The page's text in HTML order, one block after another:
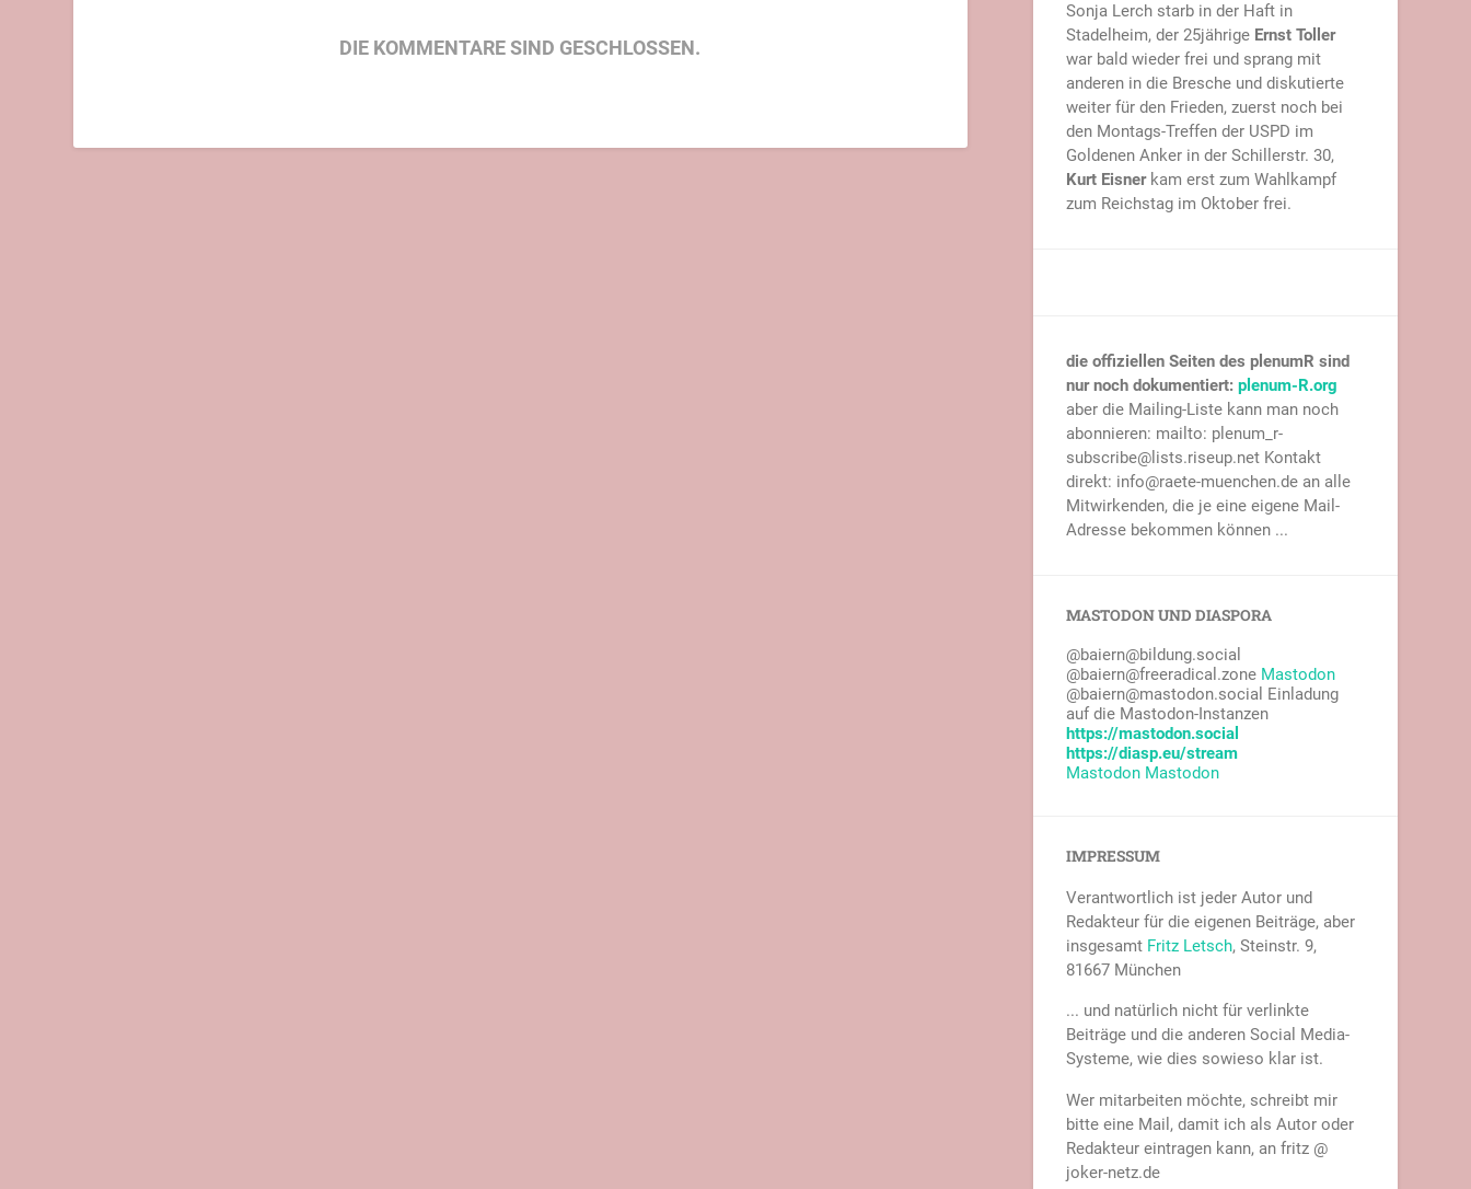
DIE KOMMENTARE SIND GESCHLOSSEN.
Sonja Lerch starb in der Haft in
Stadelheim, der 25jährige Ernst Toller
war bald wieder frei und sprang mit
anderen in die Bresche und diskutierte
weiter für den Frieden, zuerst noch bei
den Montags-Treffen der USPD im
Goldenen Anker in der Schillerstr. 30,
Kurt Eisner kam erst zum Wahlkampf
zum Reichstag im Oktober frei.
die offiziellen Seiten des plenumR sind
nur noch dokumentiert:plenum-R.org
aber die Mailing-Liste kann man noch
abonnieren: mailto: plenum_r-
subscribe@lists.riseup.net Kontakt
direkt: info@raete-muenchen.de an alle
Mitwirkenden, die je eine eigene Mail-
Adresse bekommen können ...
MASTODON UND DIASPORA
@baiern@bildung.social
@baiern@freeradical.zone Mastodon
@baiern@mastodon.social Einladung
auf die Mastodon-Instanzen
https://mastodon.social
https://diasp.eu/stream
Mastodon Mastodon
IMPRESSUM
Verantwortlich ist jeder Autor und
Redakteur für die eigenen Beiträge, aber
insgesamt Fritz Letsch, Steinstr. 9,
81667 München
... und natürlich nicht für verlinkte
Beiträge und die anderen Social Media-
Systeme, wie dies sowieso klar ist.
Wer mitarbeiten möchte, schreibt mir
bitte eine Mail, damit ich als Autor oder
Redakteur eintragen kann, an fritz @
joker-netz.de